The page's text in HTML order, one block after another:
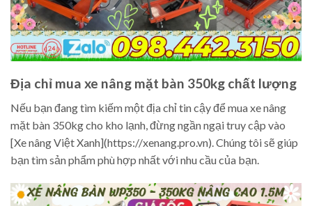
Địa chỉ mua xe nâng mặt bàn 350kg chất lượng
Nếu bạn đang tìm kiếm một địa chỉ tin cậy để mua xe nâng
mặt bàn 350kg cho kho lạnh, đừng ngần ngại truy cập vào
[Xe nâng Việt Xanh](https://xenang.pro.vn). Chúng tôi sẽ giúp
bạn tìm sản phẩm phù hợp nhất với nhu cầu của bạn.